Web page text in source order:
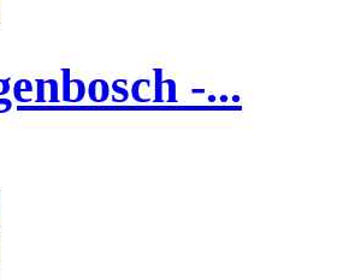
-...